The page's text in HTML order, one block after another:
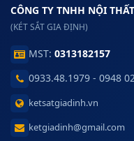
CÔNG TY TNHH NỘI
(KÉT SẮT GIA ĐỊNH)
MST: 0313182157
0933.48.1979 - 0948
ketsatgiadinh.vn
ketgiadinh@gmail.com